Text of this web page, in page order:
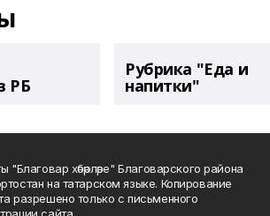
РБ
Рубрика "Еда и
напитки"
хәбәрләре" Благоварского района
на татарском языке. Копирование
разрешено только с письменного